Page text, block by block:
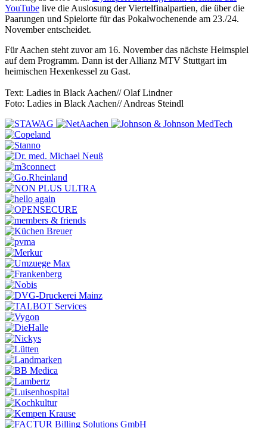
YouTube live die Auslosung der Viertelfinalpartien, die über die
Paarungen und Spielorte für das Pokalwochenende am 23./24.
November entscheidet.
Für Aachen steht zuvor am 16. November das nächste Heimspiel
auf dem Programm. Dann ist der Allianz MTV Stuttgart im
heimischen Hexenkessel zu Gast.
Text: Ladies in Black Aachen// Olaf Lindner
Foto: Ladies in Black Aachen// Andreas Steindl